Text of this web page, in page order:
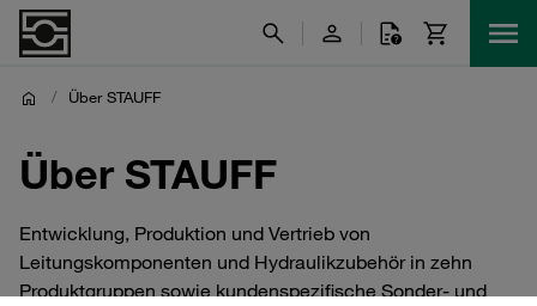
/ Über STAUFF
Über STAUFF
Entwicklung, Produktion und Vertrieb von
Leitungskomponenten und Hydraulikzubehör in zehn
Produktgruppen sowie kundenspezifische Sonder- und